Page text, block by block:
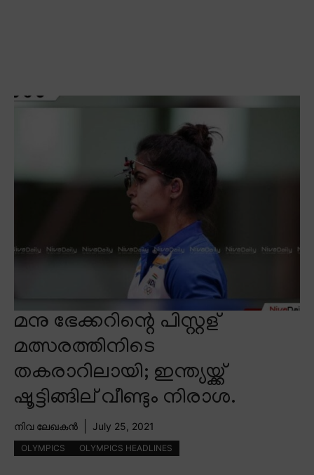
മനു ഭേക്കറിന്റെ പിസ്റ്റള്
മത്സരത്തിനിടെ
തകരാറിലായി; ഇന്ത്യയ്ക്ക്
ഷൂട്ടിങ്ങില് വീണ്ടും നിരാശ.
നിവ ലേഖകൻ July 25, 2021
OLYMPICS OLYMPICS HEADLINES